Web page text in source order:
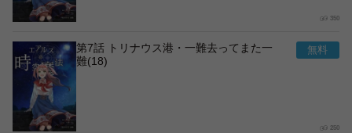
350
第7話 トリナウス港・一難去ってまた一
難(18)
250